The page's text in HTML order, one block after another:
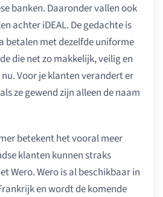
banken. Daaronder vallen ook
achter iDEAL. De gedachte is
betalen met dezelfde uniforme
die net zo makkelijk, veilig en
Voor je klanten verandert er
ze gewend zijn alleen de naam
betekent het vooral meer
klanten kunnen straks
Wero. Wero is al beschikbaar in
en wordt de komende